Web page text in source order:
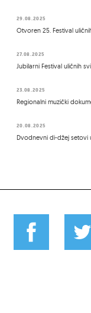
29.08.2025
Otvoren 25. Festival
27.08.2025
Jubilarni Festival uličnih
23.08.2025
Regionalni muzički
20.08.2025
Dvodnevni di-džej setovi